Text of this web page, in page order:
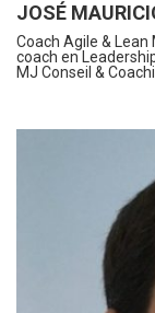
JOSÉ
Coach Agile &
coach en
MJ Conseil &